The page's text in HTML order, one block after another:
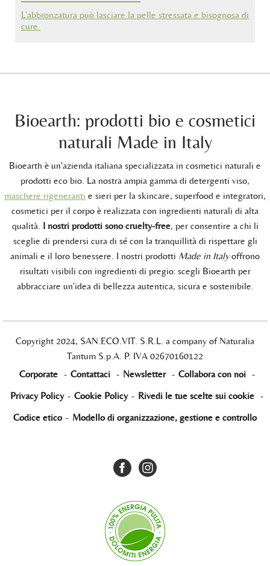
L'abbronzatura può lasciare la pelle stressata e bisognosa di
cure.
Bioearth: prodotti bio e cosmetici
naturali Made in Italy
Bioearth è un'azienda italiana specializzata in cosmetici naturali e
prodotti eco bio. La nostra ampia gamma di detergenti viso,
maschere rigeneranti e sieri per la skincare, superfood e integratori,
cosmetici per il corpo è realizzata con ingredienti naturali di alta
qualità. I nostri prodotti sono cruelty-free, per consentire a chi li
sceglie di prendersi cura di sé con la tranquillità di rispettare gli
animali e il loro benessere. I nostri prodotti Made in Italyoffrono
risultati visibili con ingredienti di pregio: scegli Bioearth per
abbracciare un'idea di bellezza autentica, sicura e sostenibile.
Copyright 2024, SAN.ECO.VIT. S.R.L. a company of Naturalia
Tantum S.p.A. P. IVA 02670160122
Corporate - Contattaci - Newsletter - Collabora con noi -
Privacy Policy - Cookie Policy - Rivedi le tue scelte sui cookie -
Codice etico - Modello di organizzazione, gestione e controllo